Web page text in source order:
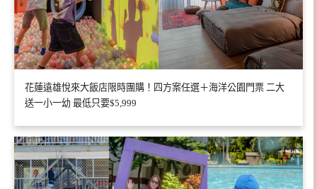
花蓮遠雄悅來大飯店限時團購！四方案任選＋海洋公園門票 二大
送一小一幼 最低只要$5,999